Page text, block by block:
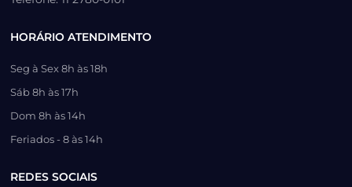
HORÁRIO ATENDIMENTO
Seg à Sex 8h às 18h
Sáb 8h às 17h
Dom 8h às 14h
Feriados - 8 às 14h
REDES SOCIAIS